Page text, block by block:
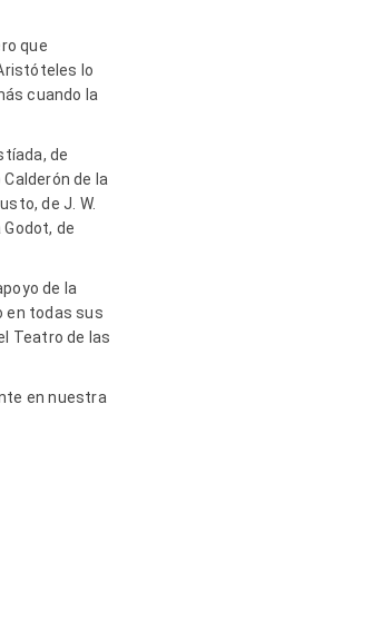
que
lo
cuando la
de
de la
de J. W.
de
de la
en todas sus
Teatro de las
en nuestra